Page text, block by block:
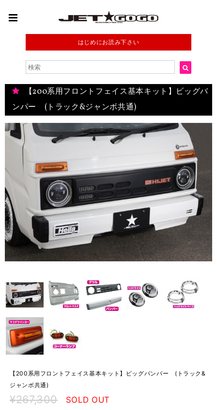
はじめにお読み下さい
【200系用フロントフェイス基本キット】ビッグバ
ンパー (トラック&ジャンボ共通)
【200系用フロントフェイス基本キット】ビッグバンパー (トラック&
ジャンボ共通)
¥267,300 SOLD OUT